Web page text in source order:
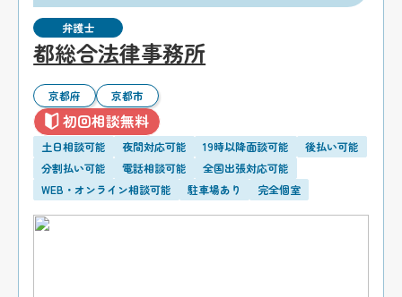
弁護士
都総合法律事務所
京都府 京都市
初回相談無料
土日相談可能 夜間対応可能 19時以降面談可能
後払い可能
分割払い可能
電話相談可能
全国出張対応可能
WEB・オンライン相談可能
駐車場あり 完全個室